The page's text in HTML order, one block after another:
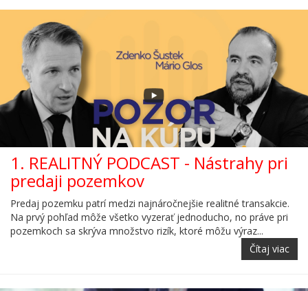
1. REALITNÝ PODCAST - Nástrahy pri
predaji pozemkov
Predaj pozemku patrí medzi najnáročnejšie realitné transakcie.
Na prvý pohľad môže všetko vyzerať jednoducho, no práve pri
pozemkoch sa skrýva množstvo rizík, ktoré môžu výraz...
Čítaj viac